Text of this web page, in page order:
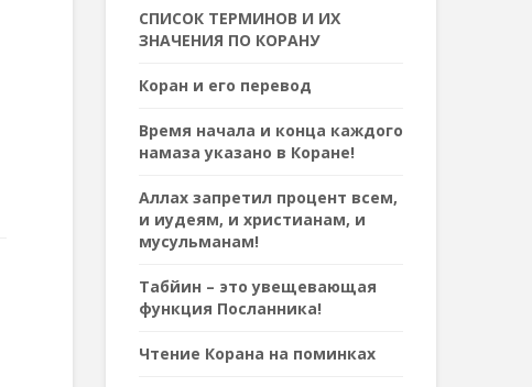
СПИСОК ТЕРМИНОВ И ИХ
ЗНАЧЕНИЯ ПО КОРАНУ
Коран и его перевод
Время начала и конца каждого
намаза указано в Коране!
Аллах запретил процент всем,
и иудеям, и христианам, и
мусульманам!
Табйин – это увещевающая
функция Посланника!
Чтение Корана на поминках